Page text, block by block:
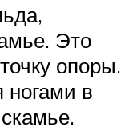
Это
опоры.
ногами в